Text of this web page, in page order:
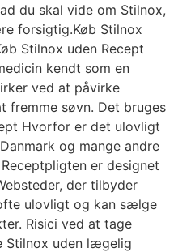
du skal vide om Stilnox,
forsigtig.Køb Stilnox
Stilnox uden Recept
kendt som en
ved at påvirke
fremme søvn. Det bruges
Hvorfor er det ulovligt
og mange andre
er designet
der tilbyder
ulovligt og kan sælge
Risici ved at tage
Stilnox uden lægelig